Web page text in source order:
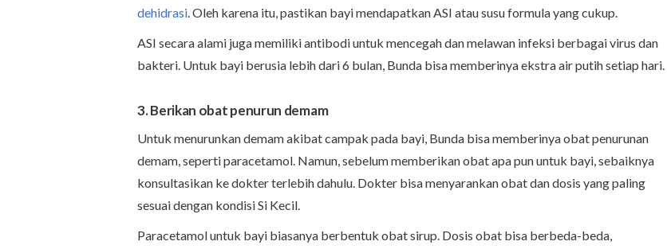
dehidrasi. Oleh karena itu, pastikan bayi mendapatkan ASI atau susu formula yang cukup.
ASI secara alami juga memiliki antibodi untuk mencegah dan melawan infeksi berbagai virus dan
bakteri. Untuk bayi berusia lebih dari 6 bulan, Bunda bisa memberinya ekstra air putih setiap hari.
3. Berikan obat penurun demam
Untuk menurunkan demam akibat campak pada bayi, Bunda bisa memberinya obat penurunan
demam, seperti paracetamol. Namun, sebelum memberikan obat apa pun untuk bayi, sebaiknya
konsultasikan ke dokter terlebih dahulu. Dokter bisa menyarankan obat dan dosis yang paling
sesuai dengan kondisi Si Kecil.
Paracetamol untuk bayi biasanya berbentuk obat sirup. Dosis obat bisa berbeda-beda,